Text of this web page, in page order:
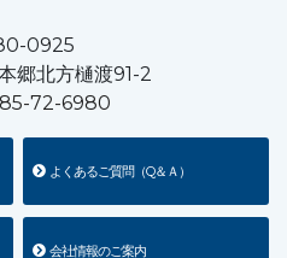
0925
郷北方樋渡91-2
72-6980
よくあるご質問（Q＆Ａ）
会社情報のご案内